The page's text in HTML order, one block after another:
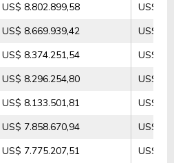
US$ 8.802.899,58
US$
US$ 8.669.939,42
US$
US$ 8.374.251,54
US$
US$ 8.296.254,80
US$
US$ 8.133.501,81
US$
US$ 7.858.670,94
US$
US$ 7.775.207,51
US$